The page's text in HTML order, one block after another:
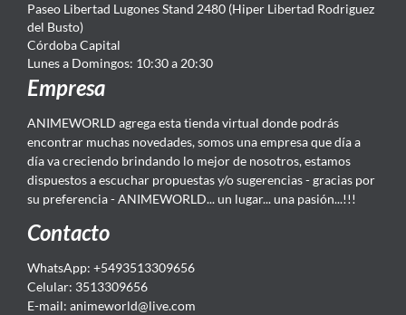
Paseo Libertad Lugones Stand 2480 (Hiper Libertad Rodriguez
del Busto)
Córdoba Capital
Lunes a Domingos: 10:30 a 20:30
Empresa
ANIMEWORLD agrega esta tienda virtual donde podrás
encontrar muchas novedades, somos una empresa que día a
día va creciendo brindando lo mejor de nosotros, estamos
dispuestos a escuchar propuestas y/o sugerencias - gracias por
su preferencia - ANIMEWORLD... un lugar... una pasión...!!!
Contacto
WhatsApp: +5493513309656
Celular: 3513309656
E-mail: animeworld@live.com